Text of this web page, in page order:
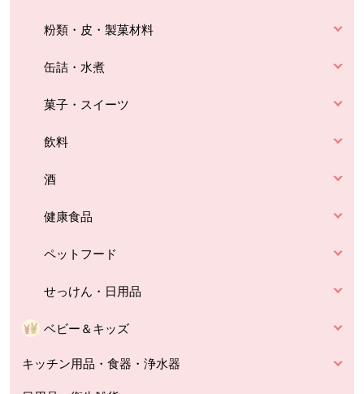
粉類・皮・製菓材料
缶詰・水煮
菓子・スイーツ
飲料
酒
健康食品
ペットフード
せっけん・日用品
ベビー＆キッズ
キッチン用品・食器・浄水器